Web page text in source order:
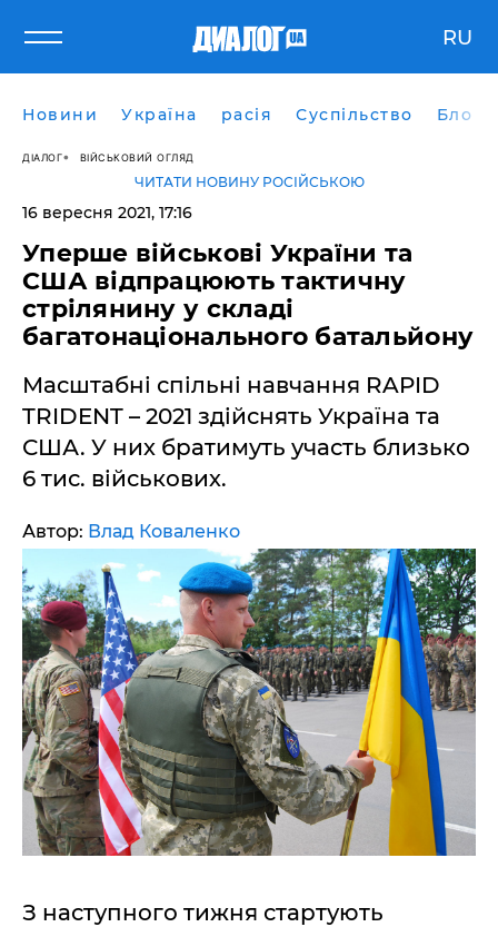
RU
Новини Україна расія Суспільство Блоги
ДІАЛОГ ВІЙСЬКОВИЙ ОГЛЯД
ЧИТАТИ НОВИНУ РОСІЙСЬКОЮ
16 вересня 2021, 17:16
Уперше військові України та
США відпрацюють тактичну
стрілянину у складі
багатонаціонального батальйону
Масштабні спільні навчання RAPID
TRIDENT – 2021 здійснять Україна та
США. У них братимуть участь близько
6 тис. військових.
Автор: Влад Коваленко
З наступного тижня стартують